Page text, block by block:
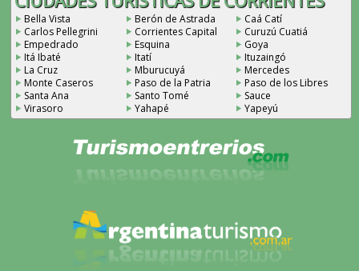
Bella Vista Berón de Astrada
Caá Catí
Carlos Pellegrini
Corrientes Capital
Curuzú Cuatiá
Empedrado
Esquina
Goya
Itá Ibaté
Itatí
Ituzaingó
La Cruz
Mburucuyá
Mercedes
Monte Caseros
Paso de la Patria
Paso de los Libres
Santa Ana
Santo Tomé
Sauce
Virasoro
Yahapé Yapeyú